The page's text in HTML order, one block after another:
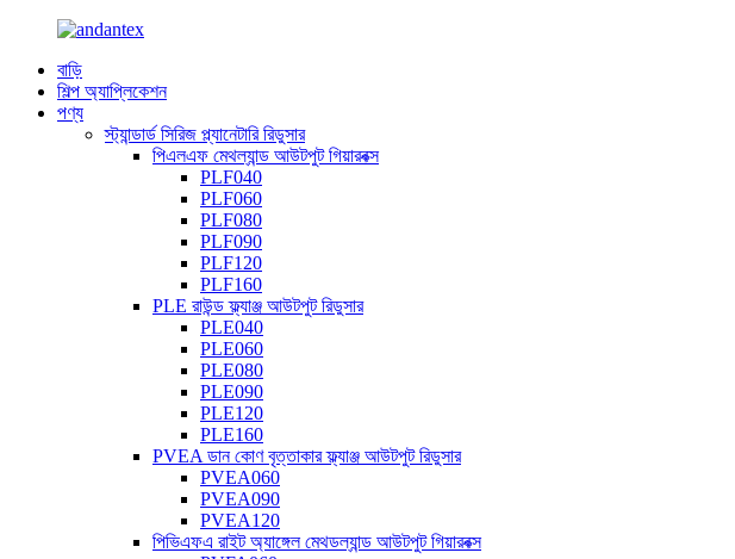
বাড়ি
শিল্প অ্যাপ্লিকেশন
পণ্য
স্ট্যান্ডার্ড সিরিজ প্ল্যানেটারি রিডুসার
পিএলএফ মেথল্যান্ড আউটপুট গিয়ারবক্স
PLF040
PLF060
PLF080
PLF090
PLF120
PLF160
PLE রাউন্ড ফ্ল্যাঞ্জ আউটপুট রিডুসার
PLE040
PLE060
PLE080
PLE090
PLE120
PLE160
PVEA ডান কোণ বৃত্তাকার ফ্ল্যাঞ্জ আউটপুট রিডুসার
PVEA060
PVEA090
PVEA120
পিভিএফএ রাইট অ্যাঙ্গেল মেথডল্যান্ড আউটপুট গিয়ারবক্স